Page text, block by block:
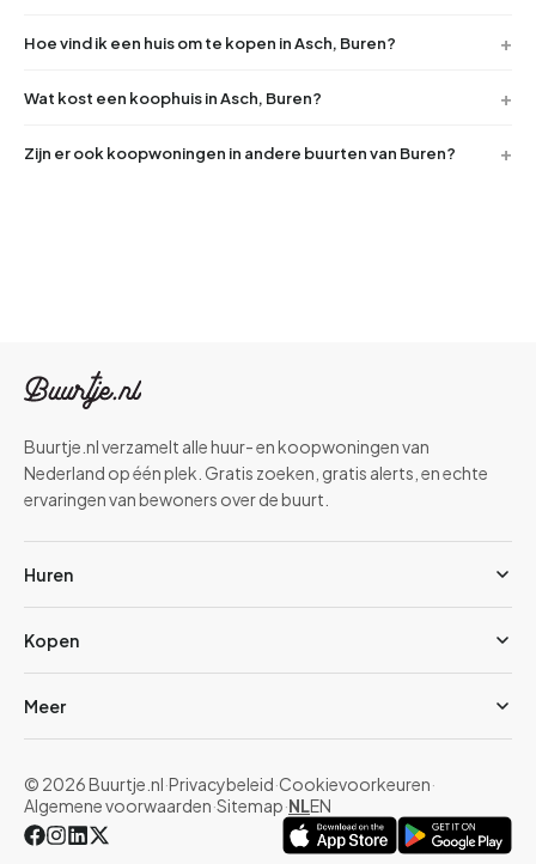
Hoe vind ik een huis om te kopen in Asch, Buren?
Wat kost een koophuis in Asch, Buren?
Zijn er ook koopwoningen in andere buurten van Buren?
Buurtje.nl verzamelt alle huur- en koopwoningen van
Nederland op één plek. Gratis zoeken, gratis alerts, en echte
ervaringen van bewoners over de buurt.
Huren
Kopen
Meer
© 2026 Buurtje.nl·Privacybeleid·Cookievoorkeuren·
Algemene voorwaarden·Sitemap·NLEN